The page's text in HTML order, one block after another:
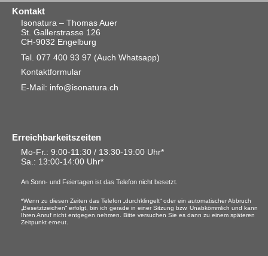
Kontakt
Isonatura – Thomas Auer
St. Gallerstrasse 126
CH-9032 Engelburg
Tel. 077 400 93 97 (Auch Whatsapp)
Kontaktformular
E-Mail: info@isonatura.ch
Erreichbarkeitszeiten
Mo-Fr.: 9:00-11:30 / 13:30-19:00 Uhr*
Sa.: 13:00-14:00 Uhr*
An Sonn- und Feiertagen ist das Telefon nicht besetzt.
*Wenn zu diesen Zeiten das Telefon „durchklingelt“ oder ein automatischer Abbruch
„Besetztzeichen“ erfolgt, bin ich gerade in einer Sitzung bzw. Unabkömmlich und kann
Ihren Anruf nicht entgegen nehmen. Bitte versuchen Sie es dann zu einem späteren
Zeitpunkt erneut.